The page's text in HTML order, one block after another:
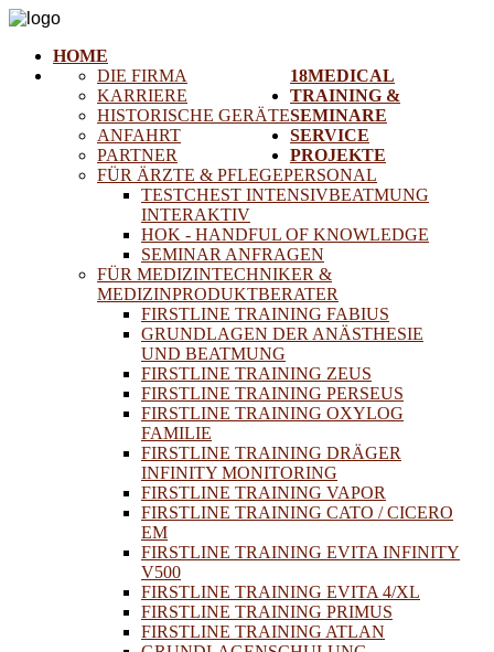
HOME
18MEDICAL
DIE FIRMA
KARRIERE
HISTORISCHE GERÄTE
ANFAHRT
PARTNER
TRAINING &
SEMINARE
FÜR ÄRZTE & PFLEGEPERSONAL
TESTCHEST INTENSIVBEATMUNG
INTERAKTIV
HOK - HANDFUL OF KNOWLEDGE
SEMINAR ANFRAGEN
FÜR MEDIZINTECHNIKER &
MEDIZINPRODUKTBERATER
FIRSTLINE TRAINING FABIUS
GRUNDLAGEN DER ANÄSTHESIE
UND BEATMUNG
FIRSTLINE TRAINING ZEUS
FIRSTLINE TRAINING PERSEUS
FIRSTLINE TRAINING OXYLOG
FAMILIE
FIRSTLINE TRAINING DRÄGER
INFINITY MONITORING
FIRSTLINE TRAINING VAPOR
FIRSTLINE TRAINING CATO / CICERO
EM
FIRSTLINE TRAINING EVITA INFINITY
V500
FIRSTLINE TRAINING EVITA 4/XL
FIRSTLINE TRAINING PRIMUS
FIRSTLINE TRAINING ATLAN
SERVICE
PROJEKTE